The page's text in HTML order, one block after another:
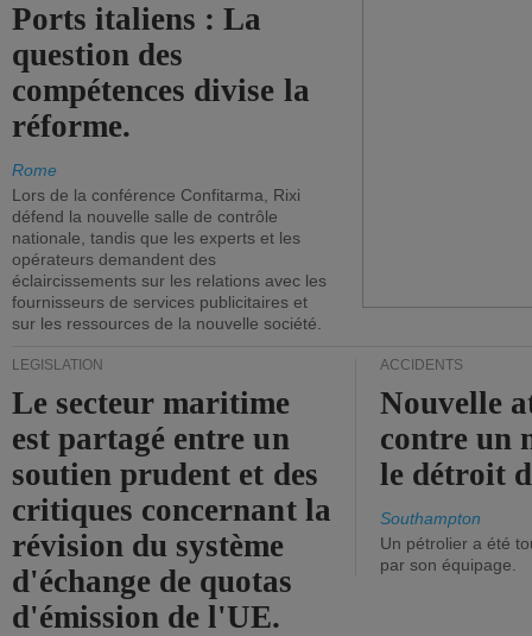
Ports italiens : La
question des
compétences divise la
réforme.
Rome
Lors de la conférence Confitarma, Rixi
défend la nouvelle salle de contrôle
nationale, tandis que les experts et les
opérateurs demandent des
éclaircissements sur les relations avec les
fournisseurs de services publicitaires et
sur les ressources de la nouvelle société.
LÉGISLATION
Le secteur maritime
est partagé entre un
soutien prudent et des
critiques concernant la
révision du système
d'échange de quotas
d'émission de l'UE.
ACCIDENTS
Nouvelle
contre un
le détroit
Southampton
Un pétrolier a été
par son équipage.